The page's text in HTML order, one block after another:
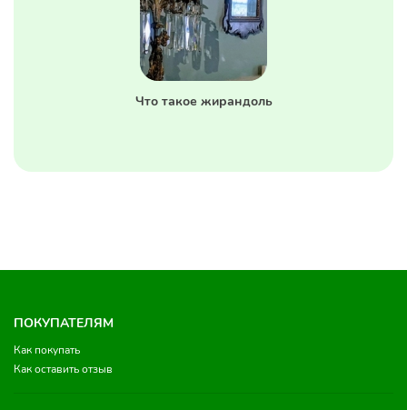
Что такое жирандоль
ПОКУПАТЕЛЯМ
Как покупать
Как оставить отзыв